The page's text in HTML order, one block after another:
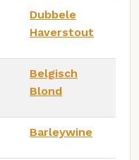
Dubbele
Haverstout
Belgisch
Blond
Barleywine